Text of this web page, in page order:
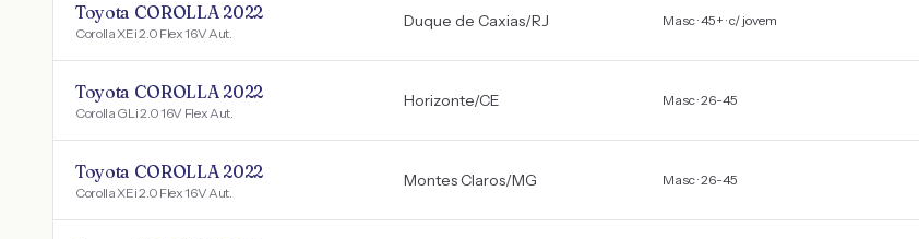
Toyota COROLLA 2022
Corolla XEi 2.0 Flex 16V Aut.
Duque de Caxias/RJ Masc · 45+ · c/ jovem
Toyota COROLLA 2022
Corolla GLi 2.0 16V Flex Aut.
Horizonte/CE Masc · 26-45
Toyota COROLLA 2022
Corolla XEi 2.0 Flex 16V Aut.
Montes Claros/MG Masc · 26-45